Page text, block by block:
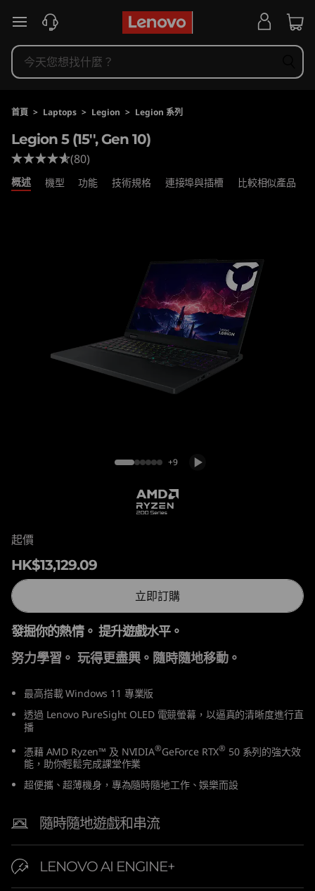
e
n
o
v
o
L
0
1
″
M
a
p
跳至主要內容
首頁 > Laptops > Legion > Legion 系列
Legion 5 (15'', Gen 10)
(80)
概述 機型 功能 技術規格 連接埠與插槽 比較相似產品
+9
起價
HK$13,129.09
立即訂購
發掘你的熱情。 提升遊戲水平。
努力學習。 玩得更盡興。隨時隨地移動。
最高搭載 Windows 11 專業版
透過 Lenovo PureSight OLED 電競螢幕，以逼真的清晰度進行直
播
憑藉 AMD Ryzen™ 及 NVIDIA®GeForce RTX® 50 系列的強大效
能，助你輕鬆完成課堂作業
超便攜、超薄機身，專為隨時隨地工作、娛樂而設
隨時隨地遊戲和串流
LENOVO AI ENGINE+